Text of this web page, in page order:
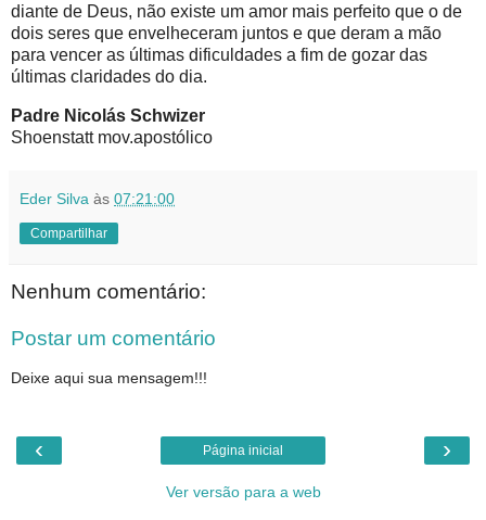
diante de Deus, não existe um amor mais perfeito que o de
dois seres que envelheceram juntos e que deram a mão
para vencer as últimas dificuldades a fim de gozar das
últimas claridades do dia.
Padre Nicolás Schwizer
Shoenstatt mov.apostólico
Eder Silva às 07:21:00
Compartilhar
Nenhum comentário:
Postar um comentário
Deixe aqui sua mensagem!!!
‹ ›
Página inicial
Ver versão para a web